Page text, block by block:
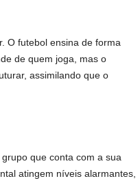
O futebol ensina de forma
de quem joga, mas o
assimilando que o
que conta com a sua
atingem níveis alarmantes,